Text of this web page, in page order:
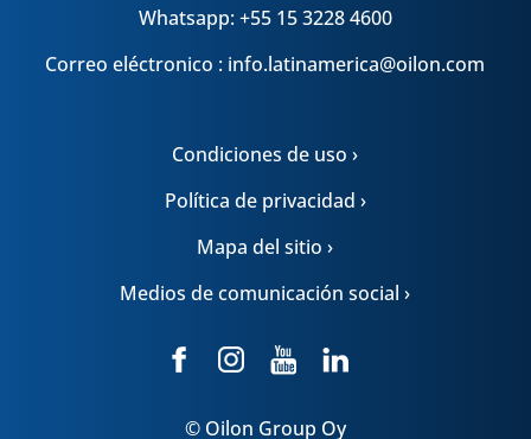
Whatsapp: +55 15 3228 4600
Correo eléctronico : info.latinamerica@oilon.com
Condiciones de uso ›
Política de privacidad ›
Mapa del sitio ›
Medios de comunicación social ›
© Oilon Group Oy